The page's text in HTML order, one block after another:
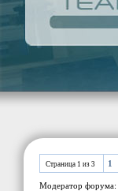
Страница 1 из 3 1
Модератор форума: